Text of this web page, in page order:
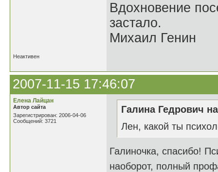
Вдохновение
застало.
Михаил Генин
Неактивен
2007-11-15 17:46:07
Елена Лайцан
Автор сайта
Зарегистрирован: 2006-04-06
Сообщений: 3721
Галина Гедрович
Лен, какой ты
Галиночка, спасибо!
наоборот, полный